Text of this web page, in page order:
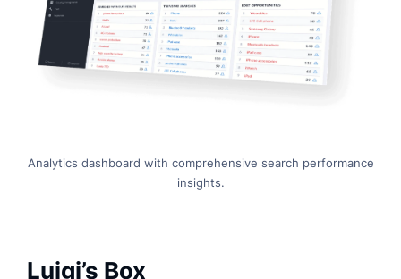
Analytics dashboard with comprehensive search performance
insights.
Luigi’s Box